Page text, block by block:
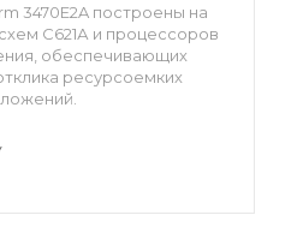
3470E2A построены на
С621А и процессоров
обеспечивающих
ресурсоемких